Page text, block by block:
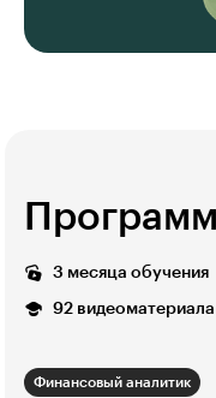
3 месяца обучения
92 видеоматериала
Финансовый аналитик